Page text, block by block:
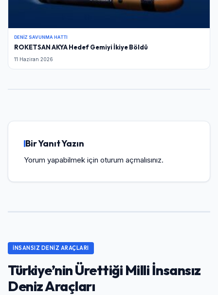
DENIZ SAVUNMA HATTI
ROKETSAN AKYA Hedef Gemiyi İkiye Böldü
11 Haziran 2026
Bir Yanıt Yazın
Yorum yapabilmek için oturum açmalısınız.
İNSANSIZ DENIZ ARAÇLARI
Türkiye’nin Ürettiği Milli İnsansız
Deniz Araçları